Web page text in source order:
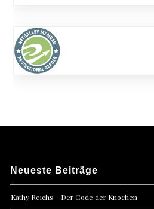
Neueste Beiträge
Kathy Reichs – Der Code der Knochen